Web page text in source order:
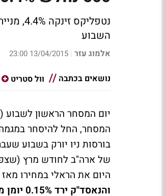
השבוע
אלמוג עזר |
13/04/2015 23:00
נושאים בכתבה
וול סטריט
יום המסחר הראשון לשבוע
המסחר, החל להיסחר
בורסות ניו יורק בשבוע
של ארה"ב לחודש מרץ
היום את הראלי במחירו
והנאסד"ק ירד 0.15% יומן מאקרו מאזן התקציב הפדרלי -